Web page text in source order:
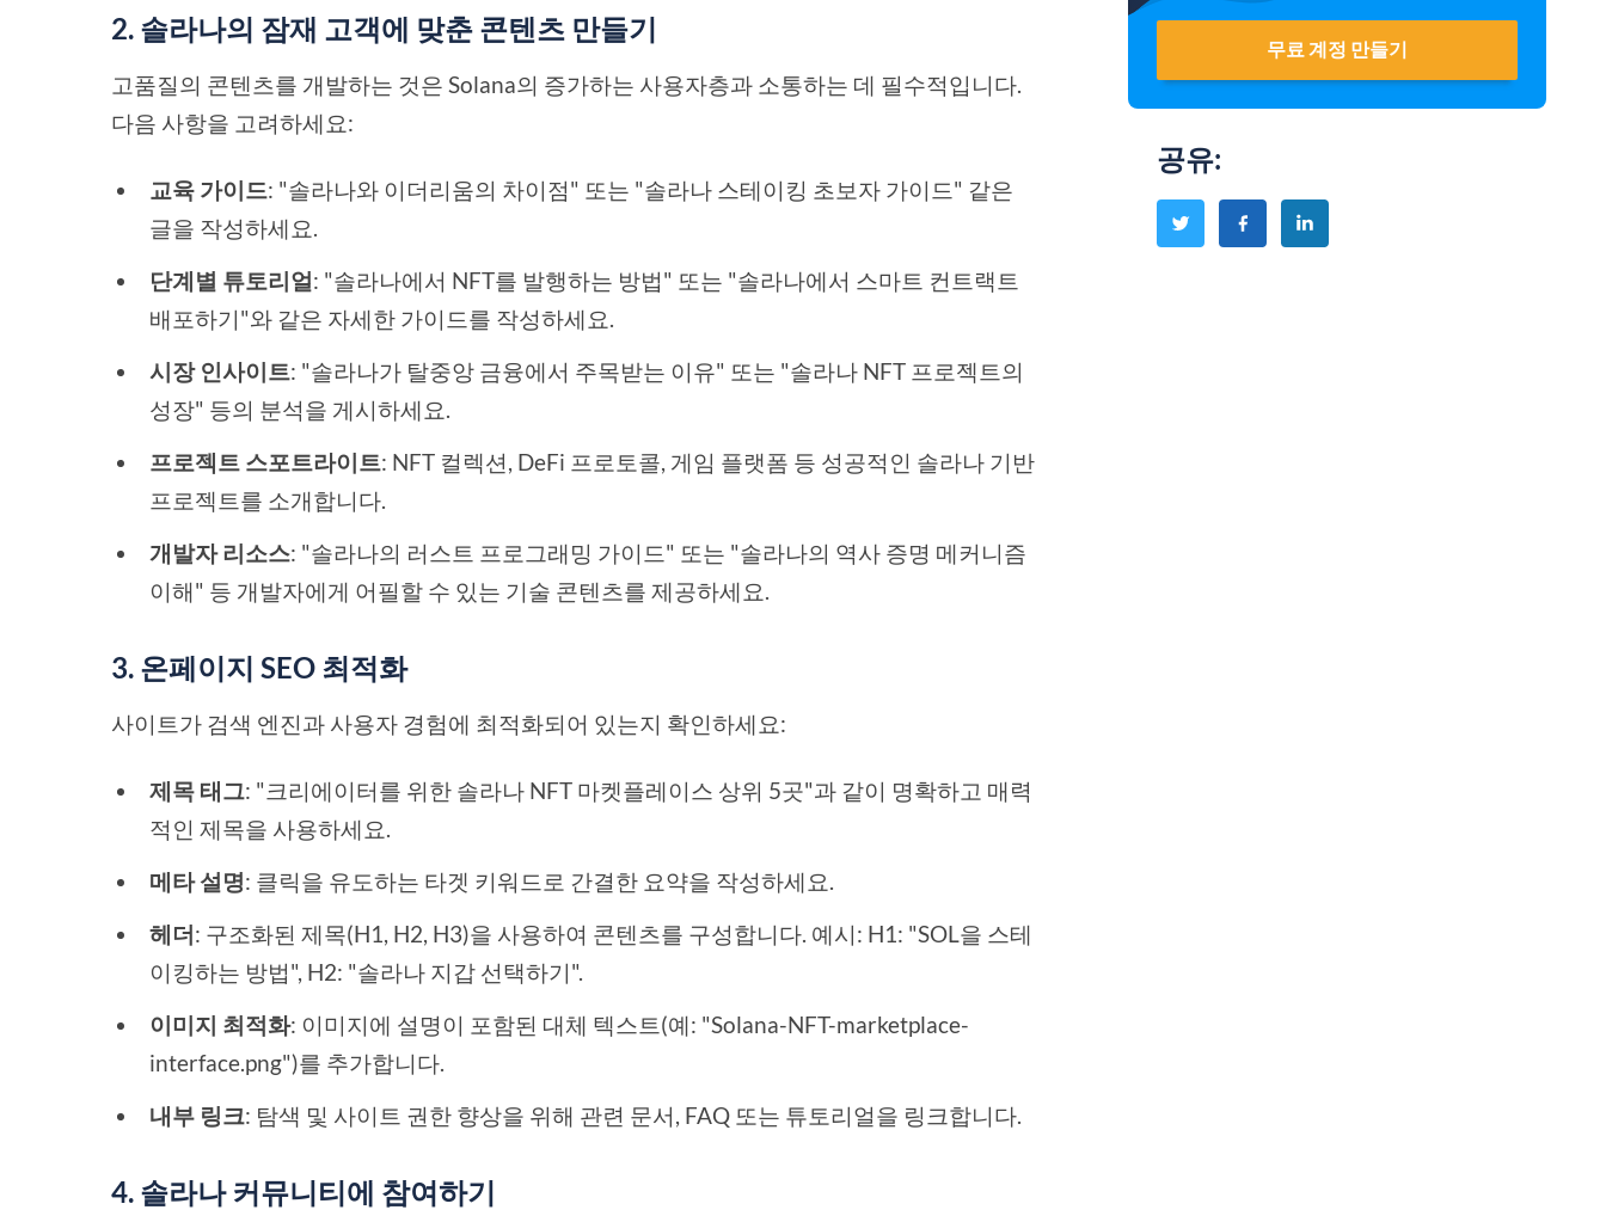
2. 솔라나의 잠재 고객에 맞춘 콘텐츠 만들기
고품질의 콘텐츠를 개발하는 것은 Solana의 증가하는 사용자층과 소통하는 데 필수적입니다.
다음 사항을 고려하세요:
교육 가이드: "솔라나와 이더리움의 차이점" 또는 "솔라나 스테이킹 초보자 가이드" 같은
글을 작성하세요.
단계별 튜토리얼: "솔라나에서 NFT를 발행하는 방법" 또는 "솔라나에서 스마트 컨트랙트
배포하기"와 같은 자세한 가이드를 작성하세요.
시장 인사이트: "솔라나가 탈중앙 금융에서 주목받는 이유" 또는 "솔라나 NFT 프로젝트의
성장" 등의 분석을 게시하세요.
프로젝트 스포트라이트: NFT 컬렉션, DeFi 프로토콜, 게임 플랫폼 등 성공적인 솔라나 기반
프로젝트를 소개합니다.
개발자 리소스: "솔라나의 러스트 프로그래밍 가이드" 또는 "솔라나의 역사 증명 메커니즘
이해" 등 개발자에게 어필할 수 있는 기술 콘텐츠를 제공하세요.
3. 온페이지 SEO 최적화
사이트가 검색 엔진과 사용자 경험에 최적화되어 있는지 확인하세요:
제목 태그: "크리에이터를 위한 솔라나 NFT 마켓플레이스 상위 5곳"과 같이 명확하고 매력
적인 제목을 사용하세요.
메타 설명: 클릭을 유도하는 타겟 키워드로 간결한 요약을 작성하세요.
헤더: 구조화된 제목(H1, H2, H3)을 사용하여 콘텐츠를 구성합니다. 예시: H1: "SOL을 스테
이킹하는 방법", H2: "솔라나 지갑 선택하기".
이미지 최적화: 이미지에 설명이 포함된 대체 텍스트(예: "Solana-NFT-marketplace-
interface.png")를 추가합니다.
내부 링크: 탐색 및 사이트 권한 향상을 위해 관련 문서, FAQ 또는 튜토리얼을 링크합니다.
4. 솔라나 커뮤니티에 참여하기
무료 계정 만들기
공유: